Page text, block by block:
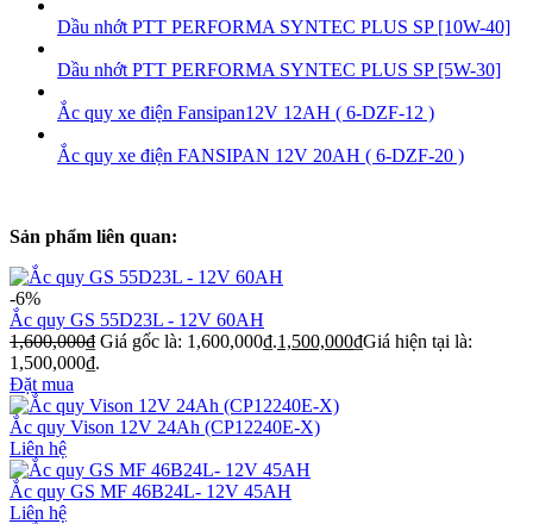
Dầu nhớt PTT PERFORMA SYNTEC PLUS SP [10W-40]
Dầu nhớt PTT PERFORMA SYNTEC PLUS SP [5W-30]
Ắc quy xe điện Fansipan12V 12AH ( 6-DZF-12 )
Ắc quy xe điện FANSIPAN 12V 20AH ( 6-DZF-20 )
Sản phẩm liên quan:
-6%
Ắc quy GS 55D23L - 12V 60AH
1,600,000₫ Giá gốc là: 1,600,000₫.1,500,000₫Giá hiện tại là:
1,500,000₫.
Đặt mua
Ắc quy Vison 12V 24Ah (CP12240E-X)
Liên hệ
Ắc quy GS MF 46B24L- 12V 45AH
Liên hệ